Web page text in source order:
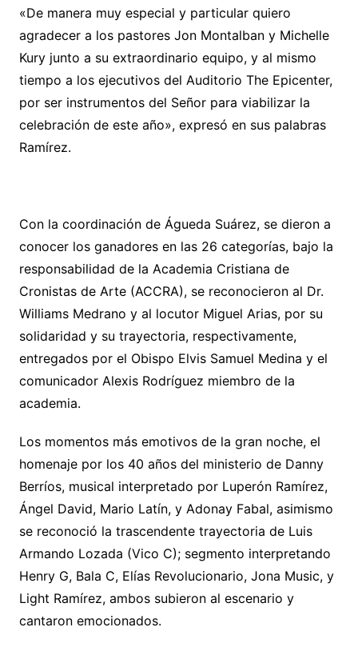
«De manera muy especial y particular quiero
agradecer a los pastores Jon Montalban y Michelle
Kury junto a su extraordinario equipo, y al mismo
tiempo a los ejecutivos del Auditorio The Epicenter,
por ser instrumentos del Señor para viabilizar la
celebración de este año», expresó en sus palabras
Ramírez.
Con la coordinación de Águeda Suárez, se dieron a
conocer los ganadores en las 26 categorías, bajo la
responsabilidad de la Academia Cristiana de
Cronistas de Arte (ACCRA), se reconocieron al Dr.
Williams Medrano y al locutor Miguel Arias, por su
solidaridad y su trayectoria, respectivamente,
entregados por el Obispo Elvis Samuel Medina y el
comunicador Alexis Rodríguez miembro de la
academia.
Los momentos más emotivos de la gran noche, el
homenaje por los 40 años del ministerio de Danny
Berríos, musical interpretado por Luperón Ramírez,
Ángel David, Mario Latín, y Adonay Fabal, asimismo
se reconoció la trascendente trayectoria de Luis
Armando Lozada (Vico C); segmento interpretando
Henry G, Bala C, Elías Revolucionario, Jona Music, y
Light Ramírez, ambos subieron al escenario y
cantaron emocionados.